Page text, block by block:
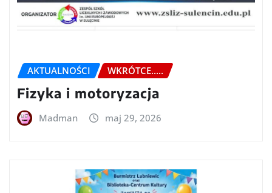
AKTUALNOŚCI WKRÓTCE.....
Fizyka i motoryzacja
Madman maj 29, 2026